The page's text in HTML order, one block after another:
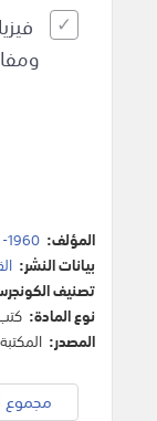
المؤلف: 1960- مؤلف أحمد صدقي محمد عبد المقصود
بيانات النشر:
تصنيف
نوع المادة:
المصدر:
مجموع